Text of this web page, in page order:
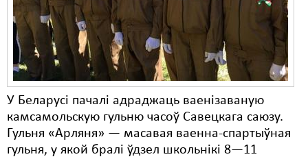
У Беларусі пачалі адраджаць ваенізаваную
камсамольскую гульню часоў Савецкага саюзу.
Гульня «Арляня» — масавая ваенна-спартыўная
гульня, у якой бралі ўдзел школьнікі 8—11
Экалёгія
Правы працоўных
Сацыяльныя правы